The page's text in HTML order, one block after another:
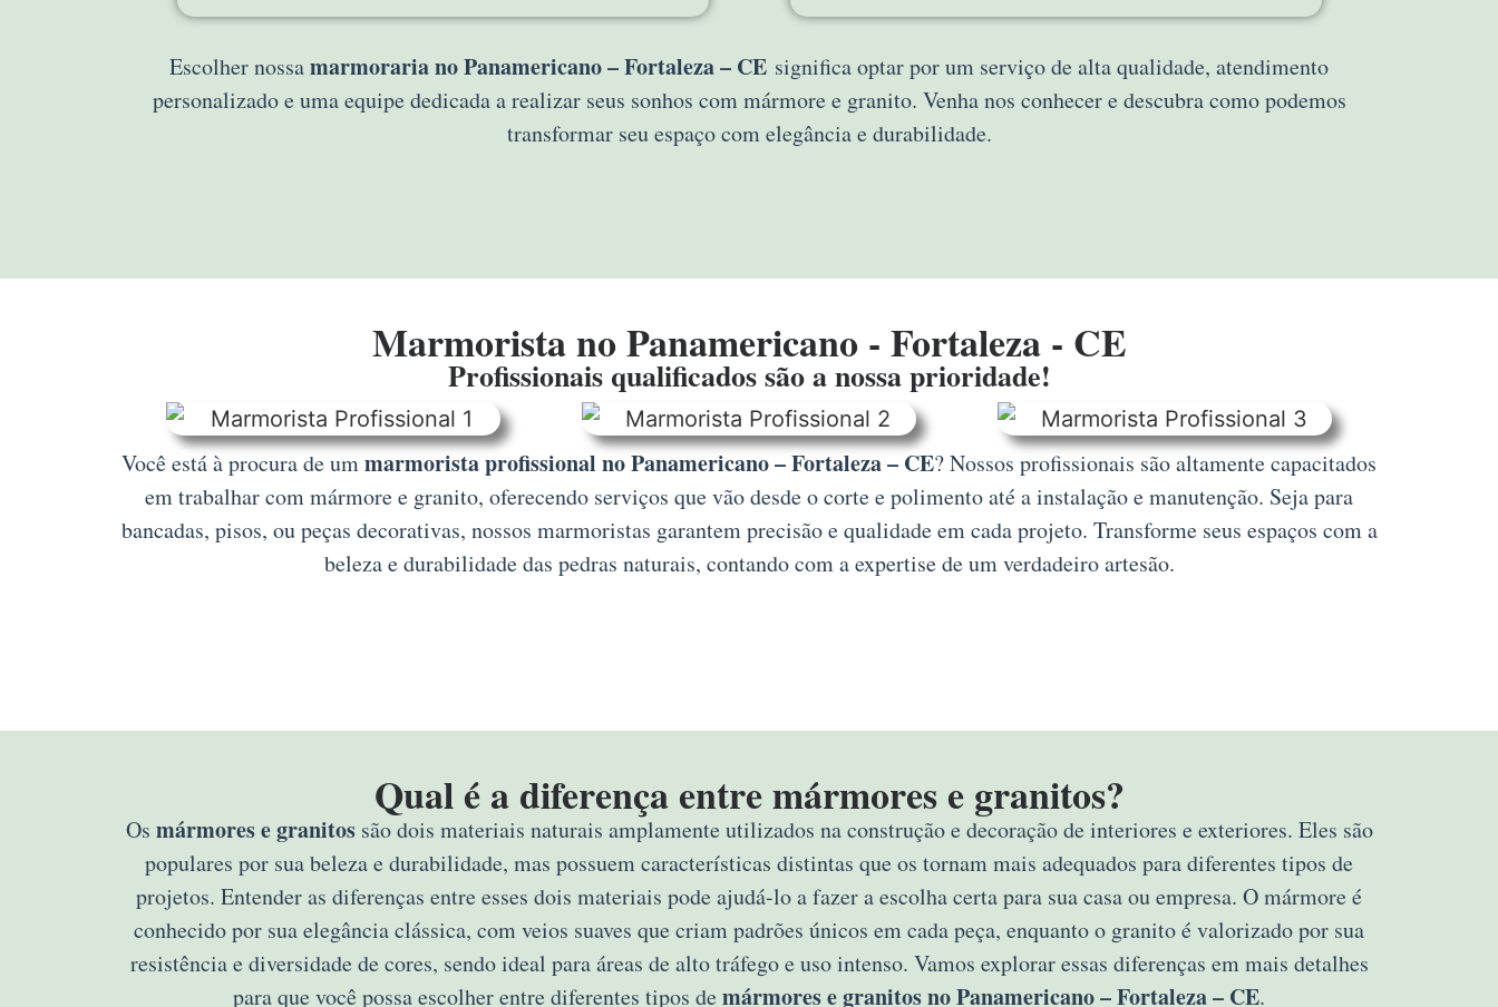
Escolher nossamarmoraria no Panamericano – Fortaleza – CE significa optar por um serviço de alta qualidade, atendimento
personalizado e uma equipe dedicada a realizar seus sonhos com mármore e granito. Venha nos conhecer e descubra como podemos
transformar seu espaço com elegância e durabilidade.
Marmorista no Panamericano - Fortaleza - CE
Profissionais qualificados são a nossa prioridade!
Você está à procura de ummarmorista profissional no Panamericano – Fortaleza – CE? Nossos profissionais são altamente capacitados
em trabalhar com mármore e granito, oferecendo serviços que vão desde o corte e polimento até a instalação e manutenção. Seja para
bancadas, pisos, ou peças decorativas, nossos marmoristas garantem precisão e qualidade em cada projeto. Transforme seus espaços com a
beleza e durabilidade das pedras naturais, contando com a expertise de um verdadeiro artesão.
Qual é a diferença entre mármores e granitos?
Os mármores e granitossão dois materiais naturais amplamente utilizados na construção e decoração de interiores e exteriores. Eles são
populares por sua beleza e durabilidade, mas possuem características distintas que os tornam mais adequados para diferentes tipos de
projetos. Entender as diferenças entre esses dois materiais pode ajudá-lo a fazer a escolha certa para sua casa ou empresa. O mármore é
conhecido por sua elegância clássica, com veios suaves que criam padrões únicos em cada peça, enquanto o granito é valorizado por sua
resistência e diversidade de cores, sendo ideal para áreas de alto tráfego e uso intenso. Vamos explorar essas diferenças em mais detalhes
para que você possa escolher entre diferentes tipos de mármores e granitos no Panamericano – Fortaleza – CE.